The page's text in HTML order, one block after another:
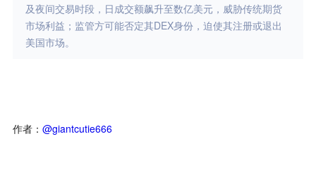
及夜间交易时段，日成交额飙升至数亿美元，威胁传统期货
市场利益；监管方可能否定其DEX身份，迫使其注册或退出
美国市场。
作者： @giantcutie666